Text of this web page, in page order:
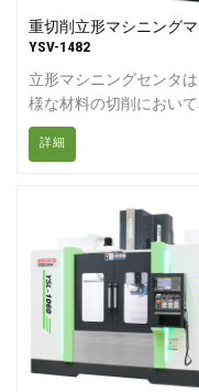
重切削立形マシニング
YSV-1482
立形マシニングセンタ
様な材料の切削におい
した汎用性を発揮し、生
を大幅に向上させます。
とで、プロセス全体の収
を高めます。エンジニ
高度な設計機能を組み
とで作業を効率化し、頻
品質検査によるダウン
を効果的に削減していま
CNC立形マシニングセ
詳細